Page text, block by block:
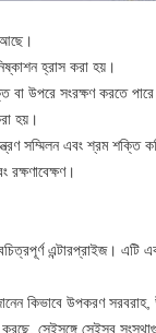
আছে।
হ্রাস করা হয়।
বা উপরে সংরক্ষণ করতে
হয়।
সম্মিলন এবং শ্রম শক্তি
এন্টারপ্রাইজ। এটি
কিভাবে উপকরণ সরবরাহ,
সেইসঙ্গে সেইসব